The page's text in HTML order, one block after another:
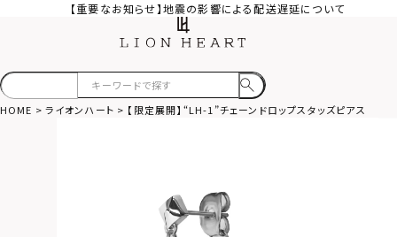
【重要なお知らせ】地震の影響による配送遅延について
HOME ライオンハート 【限定展開】“LH-1”チェーンドロップスタッズピアス/サ